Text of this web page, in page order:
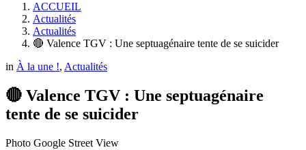
ACCUEIL
Actualités
Actualités
🔴 Valence TGV : Une septuagénaire tente de se suicider
in À la une !, Actualités
🔴 Valence TGV : Une septuagénaire
tente de se suicider
Photo Google Street View